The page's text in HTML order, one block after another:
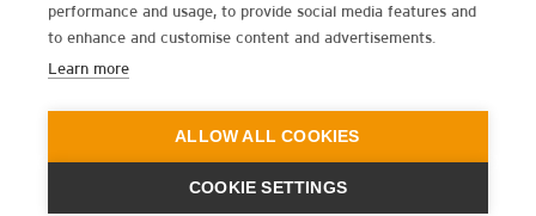
performance and usage, to provide social media features and
to enhance and customise content and advertisements.
Learn more
ALLOW ALL COOKIES
COOKIE SETTINGS